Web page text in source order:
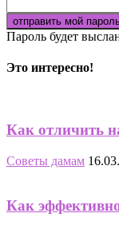
Пароль будет
Это интересно!
Как отличить
Советы дамам
Как